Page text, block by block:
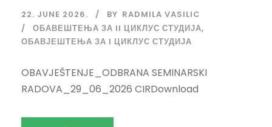
22. JUNE 2026. BY RADMILA VASILIC
ОБАВЕШТЕЊА ЗА II ЦИКЛУС СТУДИЈА,
ОБАВЈЕШТЕЊА ЗА I ЦИКЛУС СТУДИЈА
OBAVJEŠTENJE_ODBRANA SEMINARSKI
RADOVA_29_06_2026 CIRDownload